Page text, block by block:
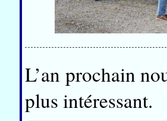
L’an prochain
plus intéressant.